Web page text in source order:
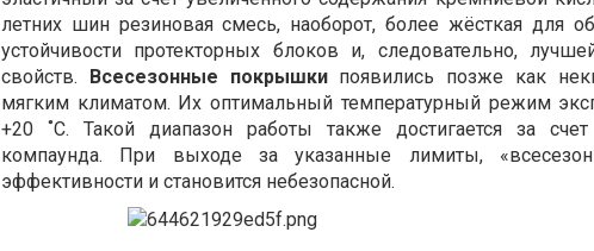
летних шин резиновая смесь, наоборот, более жёсткая для
устойчивости протекторных блоков и, следовательно,
свойств. Всесезонные покрышкипоявились позже как
мягким климатом. Их оптимальный температурный режим
+20 ˚C. Такой диапазон работы также достигается за
компаунда. При выходе за указанные лимиты,
эффективности и становится небезопасной.